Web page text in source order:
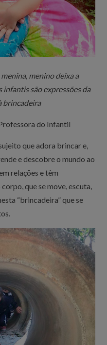
menino deixa a
infantis são expressões da
brincadeira
do Infantil
que adora brincar e,
e descobre o mundo ao
relações e têm
que se move, escuta,
“brincadeira” que se